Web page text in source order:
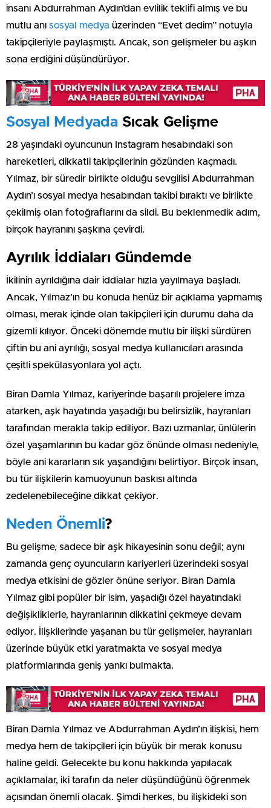
insanı Abdurrahman Aydın’dan evlilik teklifi almış ve bu
mutlu anı sosyal medya üzerinden “Evet dedim” notuyla
takipçileriyle paylaşmıştı. Ancak, son gelişmeler bu aşkın
sona erdiğini düşündürüyor.
Sosyal Medyada Sıcak Gelişme
28 yaşındaki oyuncunun Instagram hesabındaki son
hareketleri, dikkatli takipçilerinin gözünden kaçmadı.
Yılmaz, bir süredir birlikte olduğu sevgilisi Abdurrahman
Aydın’ı sosyal medya hesabından takibi bıraktı ve birlikte
çekilmiş olan fotoğraflarını da sildi. Bu beklenmedik adım,
birçok hayranını şaşkına çevirdi.
Ayrılık İddiaları Gündemde
İkilinin ayrıldığına dair iddialar hızla yayılmaya başladı.
Ancak, Yılmaz’ın bu konuda henüz bir açıklama yapmamış
olması, merak içinde olan takipçileri için durumu daha da
gizemli kılıyor. Önceki dönemde mutlu bir ilişki sürdüren
çiftin bu ani ayrılığı, sosyal medya kullanıcıları arasında
çeşitli spekülasyonlara yol açtı.
Biran Damla Yılmaz, kariyerinde başarılı projelere imza
atarken, aşk hayatında yaşadığı bu belirsizlik, hayranları
tarafından merakla takip ediliyor. Bazı uzmanlar, ünlülerin
özel yaşamlarının bu kadar göz önünde olması nedeniyle,
böyle ani kararların sık yaşandığını belirtiyor. Birçok insan,
bu tür ilişkilerin kamuoyunun baskısı altında
zedelenebileceğine dikkat çekiyor.
Neden Önemli?
Bu gelişme, sadece bir aşk hikayesinin sonu değil; aynı
zamanda genç oyuncuların kariyerleri üzerindeki sosyal
medya etkisini de gözler önüne seriyor. Biran Damla
Yılmaz gibi popüler bir isim, yaşadığı özel hayatındaki
değişikliklerle, hayranlarının dikkatini çekmeye devam
ediyor. İlişkilerinde yaşanan bu tür gelişmeler, hayranları
üzerinde büyük etki yaratmakta ve sosyal medya
platformlarında geniş yankı bulmakta.
Biran Damla Yılmaz ve Abdurrahman Aydın’ın ilişkisi, hem
medya hem de takipçileri için büyük bir merak konusu
haline geldi. Gelecekte bu konu hakkında yapılacak
açıklamalar, iki tarafın da neler düşündüğünü öğrenmek
açısından önemli olacak. Şimdi herkes, bu ilişkideki son